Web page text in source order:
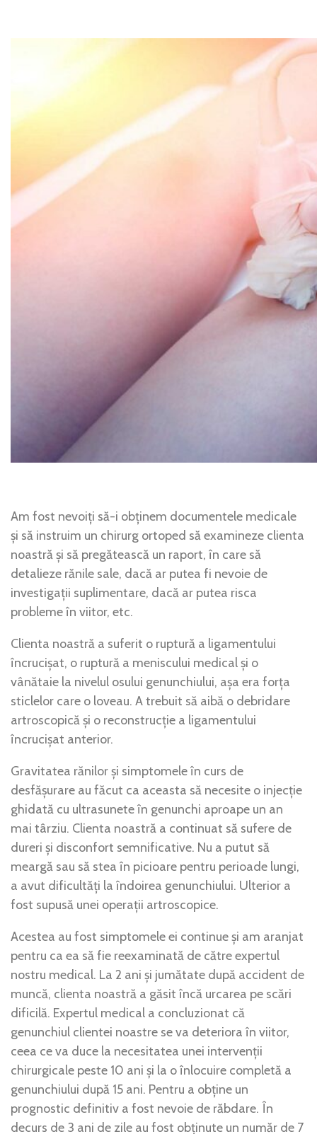
Am fost nevoiți să-i obținem documentele medicale
și să instruim un chirurg ortoped să examineze clienta
noastră și să pregătească un raport, în care să
detalieze rănile sale, dacă ar putea fi nevoie de
investigații suplimentare, dacă ar putea risca
probleme în viitor, etc.
Clienta noastră a suferit o ruptură a ligamentului
încrucișat, o ruptură a meniscului medical și o
vânătaie la nivelul osului genunchiului, așa era forța
sticlelor care o loveau. A trebuit să aibă o debridare
artroscopică și o reconstrucție a ligamentului
încrucișat anterior.
Gravitatea rănilor și simptomele în curs de
desfășurare au făcut ca aceasta să necesite o injecție
ghidată cu ultrasunete în genunchi aproape un an
mai târziu. Clienta noastră a continuat să sufere de
dureri și disconfort semnificative. Nu a putut să
meargă sau să stea în picioare pentru perioade lungi,
a avut dificultăți la îndoirea genunchiului. Ulterior a
fost supusă unei operații artroscopice.
Acestea au fost simptomele ei continue și am aranjat
pentru ca ea să fie reexaminată de către expertul
nostru medical. La 2 ani și jumătate după accident de
muncă, clienta noastră a găsit încă urcarea pe scări
dificilă. Expertul medical a concluzionat că
genunchiul clientei noastre se va deteriora în viitor,
ceea ce va duce la necesitatea unei intervenții
chirurgicale peste 10 ani și la o înlocuire completă a
genunchiului după 15 ani. Pentru a obține un
prognostic definitiv a fost nevoie de răbdare. În
decurs de 3 ani de zile au fost obținute un număr de 7